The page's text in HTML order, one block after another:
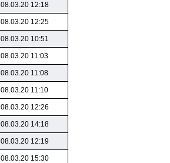
08.03.20 12:18
08.03.20 12:25
08.03.20 10:51
08.03.20 11:03
08.03.20 11:08
08.03.20 11:10
08.03.20 12:26
08.03.20 14:18
08.03.20 12:19
08.03.20 15:30